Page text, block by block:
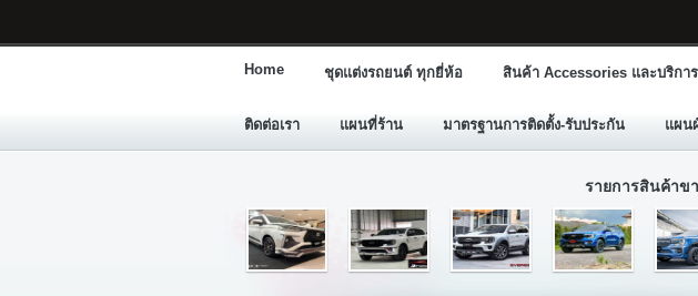
Home ชุดแต่งรถยนต์ ทุกยี่ห้อ สินค้า Accessories และบริกา
ติดต่อเรา แผนที่ร้าน มาตรฐานการติดตั้ง-รับประกัน แผน
รายการสินค้าข